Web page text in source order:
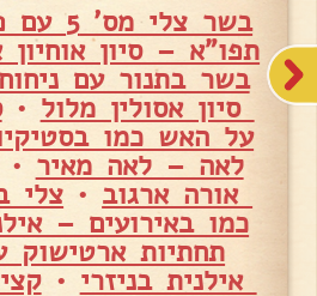
בשר צלי
תפו"א – סיון אוחיון
בשר בתנור עם
סיון אסולין מלול •
על האש כמו
לאה – לאה מאיר
אורה ארגוב • צלי
כמו באירועים –
תחתיות
אילנית בניזרי •